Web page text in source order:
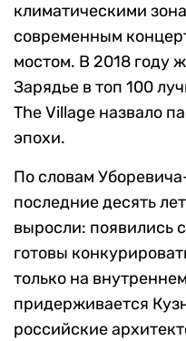
климатическими
современным
мостом. В 2018 году
Зарядье в топ 100
The Village назвало
эпохи.
По словам
последние десять
выросли: появились
готовы
только на
придерживается
российские